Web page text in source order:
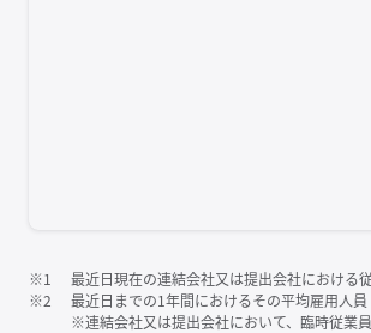
※1
最近日現在の連結会社又は提出会社における
※2
最近日までの1年間におけるその平均雇用人員
※連結会社又は提出会社において、臨時従業